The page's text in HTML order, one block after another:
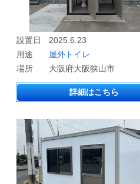
設置日
2025.6.23
用途
屋外トイレ
場所
大阪府大阪狭山市
詳細はこちら